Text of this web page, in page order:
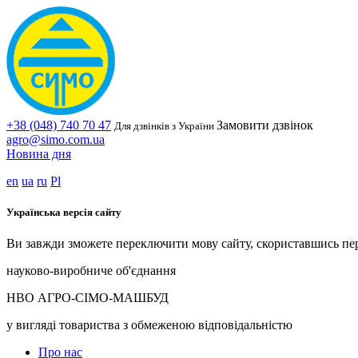
+38 (048) 740 70 47 Для дзвінків з України Замовити дзвінок
agro@simo.com.ua
Новина дня
en ua ru Pl
Українська версія сайту
Ви завжди зможете переключити мову сайту, скориставшись
науково-виробниче об'єднання
НВО АГРО-СІМО-МАШБУД
у вигляді товариства з обмеженою відповідальністю
Про нас